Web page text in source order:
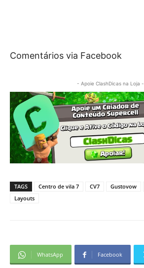
Comentários via Facebook
- Apoie ClashDicas na Loja -
TAGS Centro de vila 7 CV7 Gustovow
Layouts
WhatsApp Facebook